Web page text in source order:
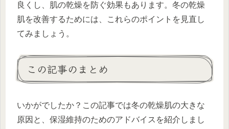
良くし、肌の乾燥を防ぐ効果もあります。冬の乾燥
肌を改善するためには、これらのポイントを見直し
てみましょう。
この記事のまとめ
いかがでしたか？この記事では冬の乾燥肌の大きな
原因と、保湿維持のためのアドバイスを紹介しまし